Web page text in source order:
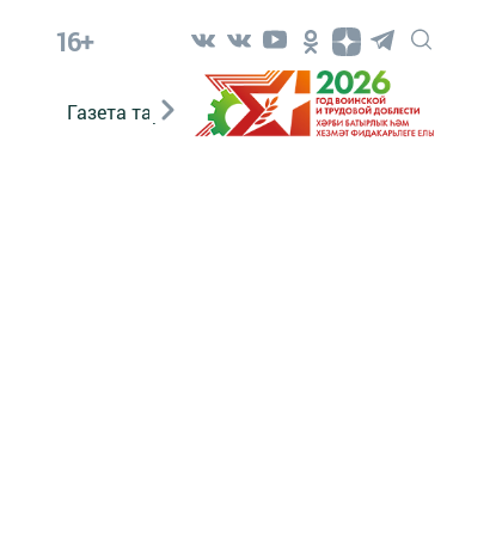
16+
Газета тарихы Әкият Әкият